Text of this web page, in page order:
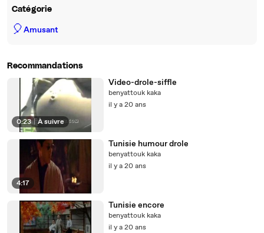
Catégorie
🎈Amusant
Recommandations
0:23 | À suivre
Video-drole-siffle
benyattouk kaka
il y a 20 ans
4:17
Tunisie humour drole
benyattouk kaka
il y a 20 ans
Tunisie encore
benyattouk kaka
il y a 20 ans